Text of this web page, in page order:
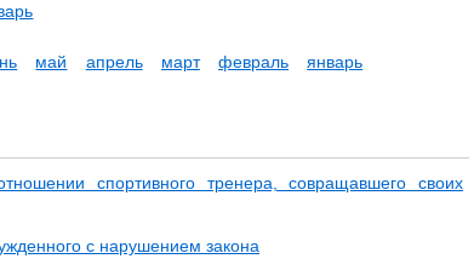
май апрель март февраль
январь
спортивного тренера, совращавшего своих
с нарушением закона